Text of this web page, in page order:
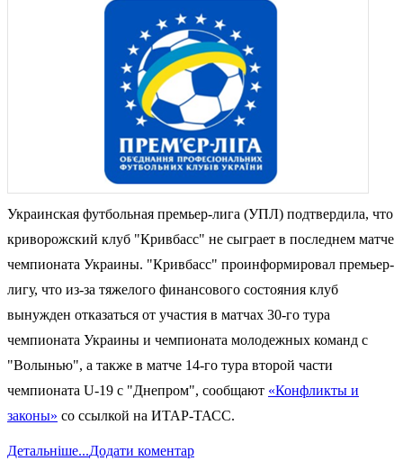
Украинская футбольная премьер-лига (УПЛ) подтвердила, что
криворожский клуб "Кривбасс" не сыграет в последнем матче
чемпионата Украины. "Кривбасс" проинформировал премьер-
лигу, что из-за тяжелого финансового состояния клуб
вынужден отказаться от участия в матчах 30-го тура
чемпионата Украины и чемпионата молодежных команд с
"Волынью", а также в матче 14-го тура второй части
чемпионата U-19 с "Днепром", сообщают «Конфликты и
законы» со ссылкой на ИТАР-ТАСС.
Детальніше...Додати коментар